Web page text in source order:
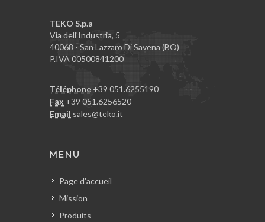
TEKO S.p.a
Via dell'Industria, 5
40068 - San Lazzaro Di Savena (BO)
P.IVA 00500841200
Téléphone +39 051.6255190
Fax +39 051.6256520
Email sales@teko.it
MENU
Page d'accueil
Mission
Produits